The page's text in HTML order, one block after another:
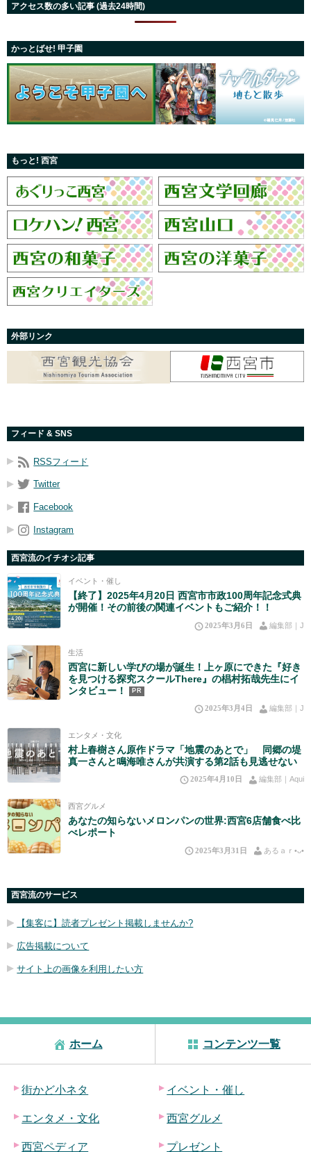
アクセス数の多い記事 (過去24時間)
かっとばせ! 甲子園
もっと! 西宮
外部リンク
フィード & SNS
RSSフィード
Twitter
Facebook
Instagram
西宮流のイチオシ記事
イベント・催し
【終了】2025年4月20日 西宮市市政100周年記念式典
が開催！その前後の関連イベントもご紹介！！
2025年3月6日 編集部｜J
生活
西宮に新しい学びの場が誕生！上ヶ原にできた『好き
を見つける探究スクールThere』の椙村拓哉先生にイ
ンタビュー！
PR
2025年3月4日 編集部｜J
エンタメ・文化
村上春樹さん原作ドラマ「地震のあとで」 同郷の堤
真一さんと鳴海唯さんが共演する第2話も見逃せない
2025年4月10日 編集部｜Aqui
西宮グルメ
あなたの知らないメロンパンの世界:西宮6店舗食べ比
べレポート
2025年3月31日 あるａｒ•⁠ᴗ⁠•⁠
西宮流のサービス
【集客に】読者プレゼント掲載しませんか?
広告掲載について
サイト上の画像を利用したい方
ホーム コンテンツ一覧
街かど小ネタ イベント・催し
エンタメ・文化 西宮グルメ
西宮ペディア プレゼント